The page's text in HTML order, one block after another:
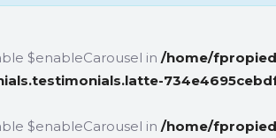
$enableCarousel in /home/
$enableCarousel in /home/